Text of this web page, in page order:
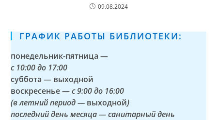
09.08.2024
ГРАФИК РАБОТЫ БИБЛИОТЕКИ:
понедельник-пятница —
с 10:00 до 17:00
суббота — выходной
воскресенье —с 9:00 до 16:00
(в летний период — выходной)
последний день месяца — санитарный день